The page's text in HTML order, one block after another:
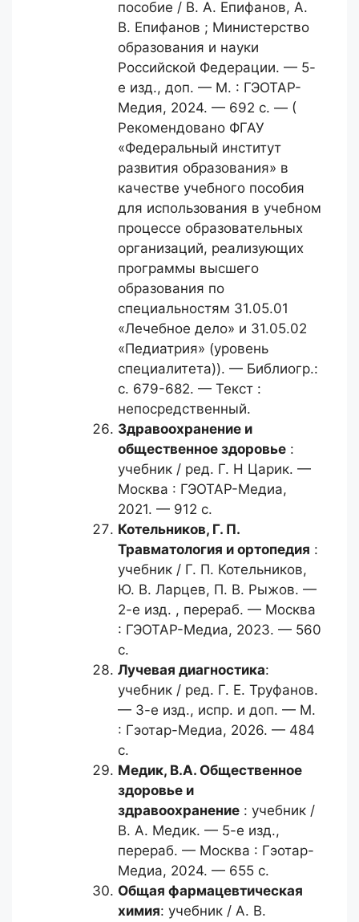
пособие / В. А. Епифанов, А.
В. Епифанов ; Министерство
образования и науки
Российской Федерации. — 5-
е изд., доп. — М. : ГЭОТАР-
Медия, 2024. — 692 с. — (
Рекомендовано ФГАУ
«Федеральный институт
развития образования» в
качестве учебного пособия
для использования в учебном
процессе образовательных
организаций, реализующих
программы высшего
образования по
специальностям 31.05.01
«Лечебное дело» и 31.05.02
«Педиатрия» (уровень
специалитета)). — Библиогр.:
с. 679-682. — Текст :
непосредственный.
Здравоохранение и
общественное здоровье :
учебник / ред. Г. Н Царик. —
Москва : ГЭОТАР-Медиа,
2021. — 912 с.
Котельников, Г. П.
Травматология и ортопедия :
учебник / Г. П. Котельников,
Ю. В. Ларцев, П. В. Рыжов. —
2-е изд. , перераб. — Москва
: ГЭОТАР-Медиа, 2023. — 560
с.
Лучевая диагностика:
учебник / ред. Г. Е. Труфанов.
— 3-е изд., испр. и доп. — М.
: Гэотар-Медиа, 2026. — 484
с.
Медик, В.А. Общественное
здоровье и
здравоохранение : учебник /
В. А. Медик. — 5-е изд.,
перераб. — Москва : Гэотар-
Медиа, 2024. — 655 с.
Общая фармацевтическая
химия: учебник / А. В.